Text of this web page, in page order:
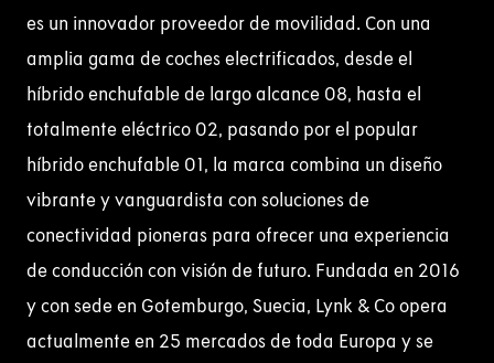
es un innovador proveedor de movilidad. Con una
amplia gama de coches electrificados, desde el
híbrido enchufable de largo alcance 08, hasta el
totalmente eléctrico 02, pasando por el popular
híbrido enchufable 01, la marca combina un diseño
vibrante y vanguardista con soluciones de
conectividad pioneras para ofrecer una experiencia
de conducción con visión de futuro. Fundada en 2016
y con sede en Gotemburgo, Suecia, Lynk & Co opera
actualmente en 25 mercados de toda Europa y se